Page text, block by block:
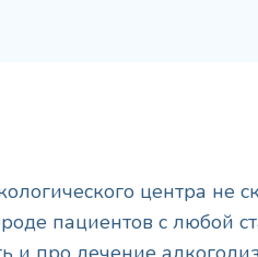
центра не
пациентов с любой